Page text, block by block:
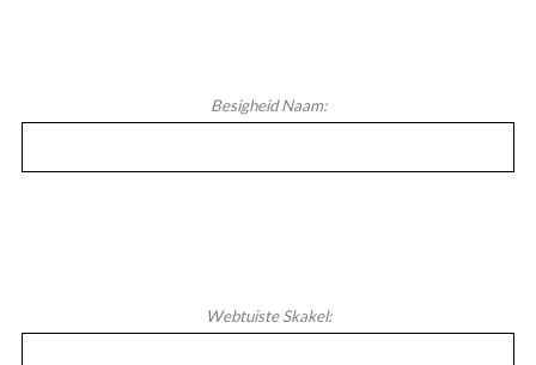
Besigheid Naam:
Webtuiste Skakel: